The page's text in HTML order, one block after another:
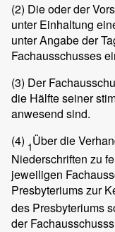
(2) Die oder der
unter Einhaltung
unter Angabe der
Fachausschusses
(3) Der
die Hälfte seiner
anwesend sind.
(4) 1Über die
Niederschriften zu
jeweiligen
Presbyteriums zur
des Presbyteriums
der